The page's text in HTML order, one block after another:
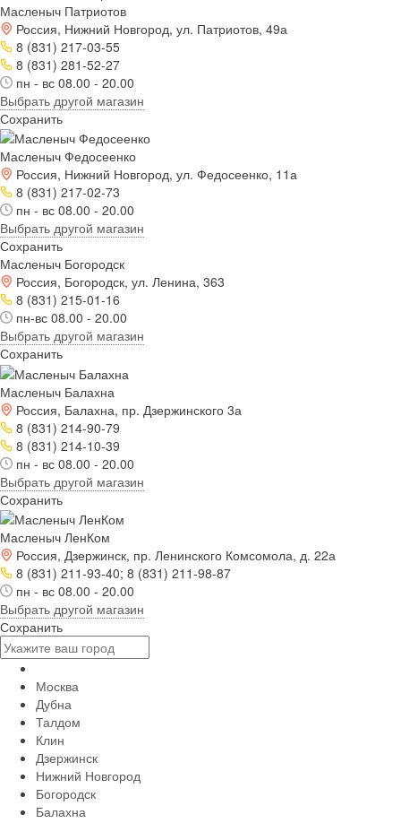
Масленыч Патриотов
Россия, Нижний Новгород, ул. Патриотов, 49а
8 (831) 217-03-55
8 (831) 281-52-27
пн - вс 08.00 - 20.00
Выбрать другой магазин
Сохранить
Масленыч Федосеенко
Россия, Нижний Новгород, ул. Федосеенко, 11а
8 (831) 217-02-73
пн - вс 08.00 - 20.00
Выбрать другой магазин
Сохранить
Масленыч Богородск
Россия, Богородск, ул. Ленина, 363
8 (831) 215-01-16
пн-вс 08.00 - 20.00
Выбрать другой магазин
Сохранить
Масленыч Балахна
Россия, Балахна, пр. Дзержинского 3а
8 (831) 214-90-79
8 (831) 214-10-39
пн - вс 08.00 - 20.00
Выбрать другой магазин
Сохранить
Масленыч ЛенКом
Россия, Дзержинск, пр. Ленинского Комсомола, д. 22а
8 (831) 211-93-40; 8 (831) 211-98-87
пн - вс 08.00 - 20.00
Выбрать другой магазин
Сохранить
Москва
Дубна
Талдом
Клин
Дзержинск
Нижний Новгород
Богородск
Балахна